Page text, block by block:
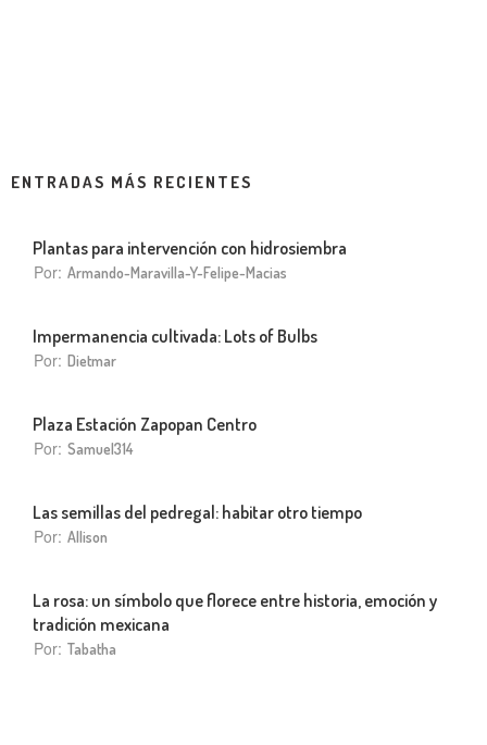
ENTRADAS MÁS RECIENTES
Plantas para intervención con hidrosiembra
Por: Armando-Maravilla-Y-Felipe-Macias
Impermanencia cultivada: Lots of Bulbs
Por: Dietmar
Plaza Estación Zapopan Centro
Por: Samuel314
Las semillas del pedregal: habitar otro tiempo
Por: Allison
La rosa: un símbolo que florece entre historia, emoción y
tradición mexicana
Por: Tabatha